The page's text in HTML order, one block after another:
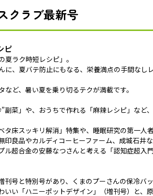
クラブ最新号
ピ
ラク時短レシピ」。
に、夏バテ防止にもなる、栄養満点の手間なし
ど、暑い夏を乗り切るテクが満載です。
副菜」や、おうちで作れる「麻辣レシピ」など
タ床スッキリ解消」特集や、睡眠研究の第一人
印良品やカルディコーヒーファーム、成城石井
ル超合金の安藤なつさんと考える「認知症超入
刊号と特別号があり、くまのプーさんの保冷バ
いい「ハニーポットデザイン」（増刊号）と、